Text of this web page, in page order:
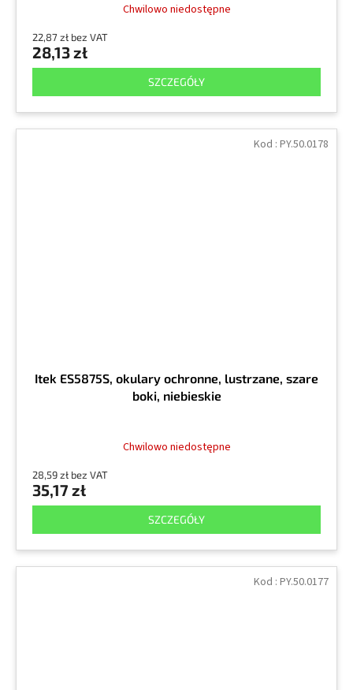
Chwilowo niedostępne
22,87 zł bez VAT
28,13 zł
SZCZEGÓŁY
Itek ES5875S, okulary ochronne, lustrzane, szare
boki, niebieskie
Chwilowo niedostępne
28,59 zł bez VAT
35,17 zł
SZCZEGÓŁY
Kod : PY.50.0178
Kod : PY.50.0177